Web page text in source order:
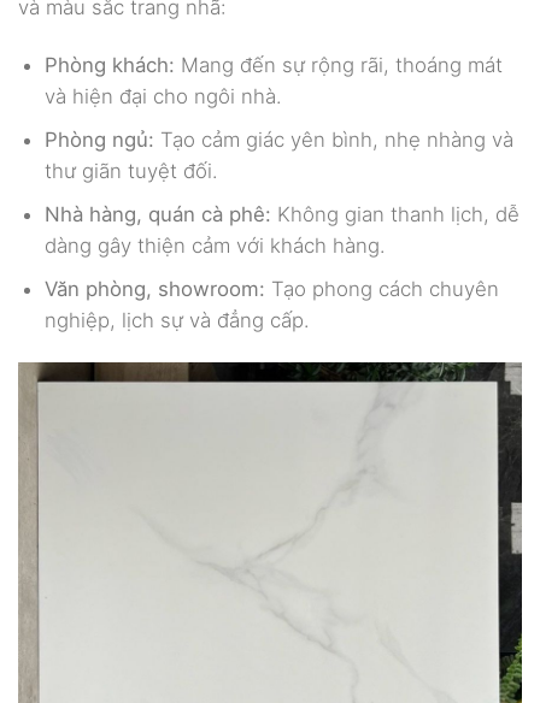
và màu sắc trang nhã:
Phòng khách: Mang đến sự rộng rãi, thoáng mát
và hiện đại cho ngôi nhà.
Phòng ngủ: Tạo cảm giác yên bình, nhẹ nhàng và
thư giãn tuyệt đối.
Nhà hàng, quán cà phê: Không gian thanh lịch, dễ
dàng gây thiện cảm với khách hàng.
Văn phòng, showroom: Tạo phong cách chuyên
nghiệp, lịch sự và đẳng cấp.